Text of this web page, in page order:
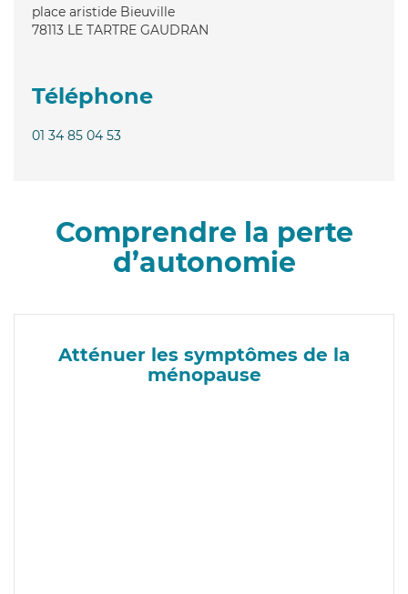
place aristide Bieuville
78113 LE TARTRE GAUDRAN
Téléphone
01 34 85 04 53
Comprendre la perte
d’autonomie
Atténuer les symptômes de la
ménopause